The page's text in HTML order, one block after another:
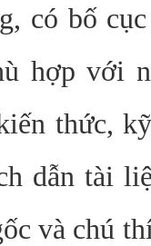
có bố
hợp với
thức,
dẫn tài
và chú